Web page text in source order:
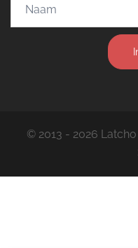
© 2013 - 2026